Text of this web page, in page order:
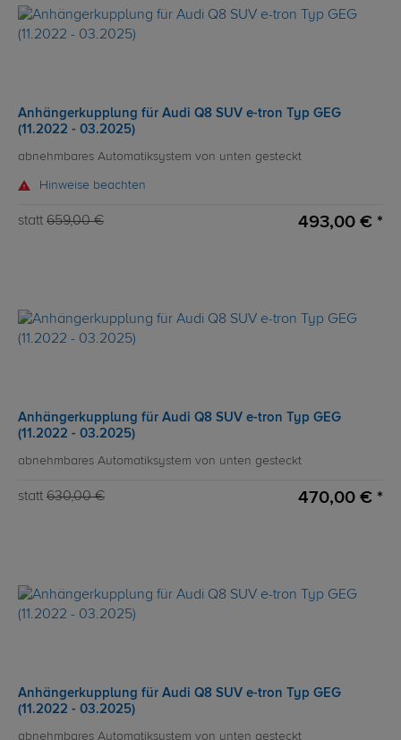
Anhängerkupplung für Audi Q8 SUV e-tron Typ GEG
(11.2022 - 03.2025)
abnehmbares Automatiksystem von unten gesteckt
Hinweise beachten
statt 659,00 € 493,00 € *
Anhängerkupplung für Audi Q8 SUV e-tron Typ GEG
(11.2022 - 03.2025)
abnehmbares Automatiksystem von unten gesteckt
statt 630,00 € 470,00 € *
Anhängerkupplung für Audi Q8 SUV e-tron Typ GEG
(11.2022 - 03.2025)
abnehmbares Automatiksystem von unten gesteckt